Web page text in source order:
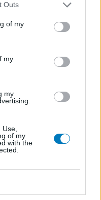
Outs
of my
my
my
of my
with the
in rust. Neuropathie
steken met een zeer
op de avond.